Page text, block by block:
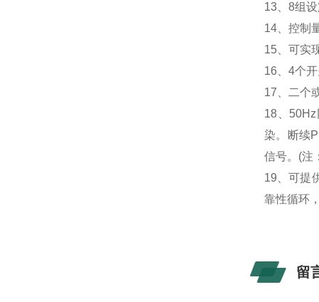
13、8组
14、控制
15、可实
16、4个
17、二个
18、
染。断续
信号。(注
19、可提
靠性循环
留